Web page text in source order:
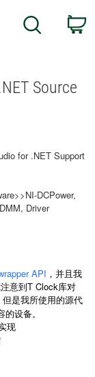
Search
Source
for .NET Support
DCPower,
Driver
API ，并且我
意到T Clock库对
是我所使用的源代
设备。
现